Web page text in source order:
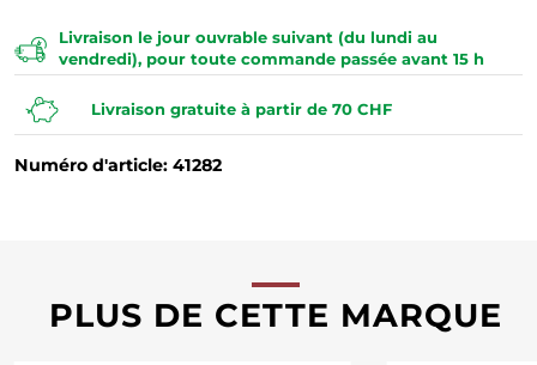
Livraison le jour ouvrable suivant (du lundi au
vendredi), pour toute commande passée avant 15 h
Livraison gratuite à partir de 70 CHF
Numéro d'article: 41282
PLUS DE CETTE MARQUE